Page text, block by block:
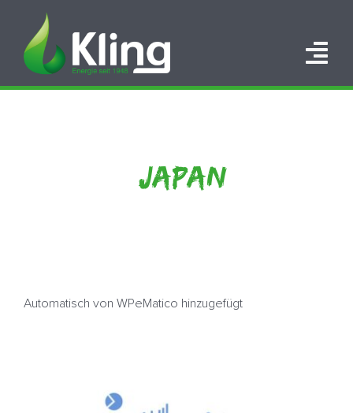
springen
JAPAN
Automatisch von WPeMatico hinzugefügt